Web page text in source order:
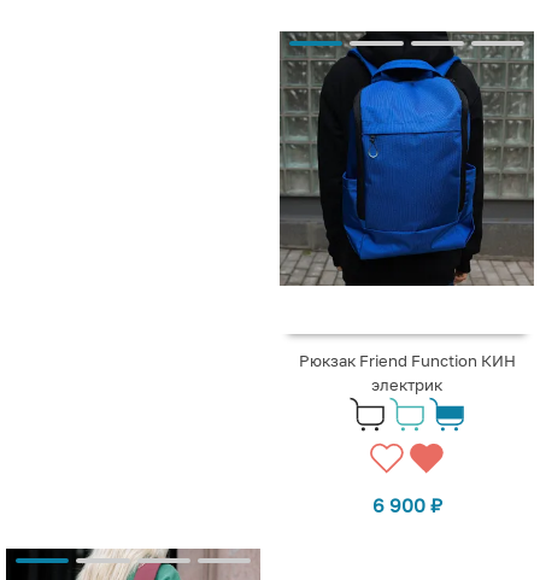
Рюкзак Friend Function КИН
электрик
6 900 ₽